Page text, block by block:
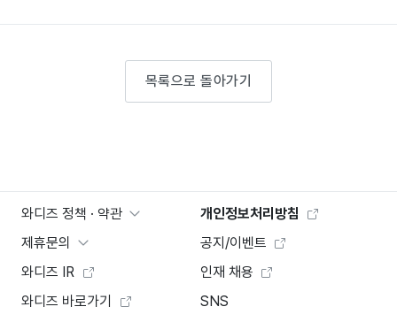
목록으로 돌아가기
와디즈 정책 · 약관
개인정보처리방침
제휴문의
공지/이벤트
와디즈 IR
인재 채용
와디즈 바로가기
SNS